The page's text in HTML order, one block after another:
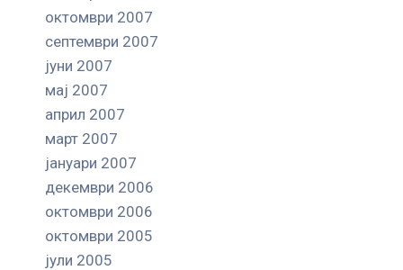
октомври 2007
септември 2007
јуни 2007
мај 2007
април 2007
март 2007
јануари 2007
декември 2006
октомври 2006
октомври 2005
јули 2005